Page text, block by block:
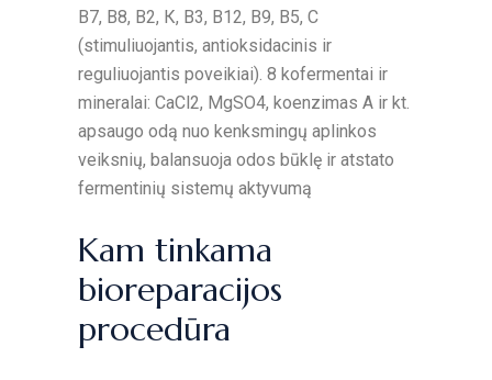
В7, В8, В2, К, В3, В12, В9, В5, С
(stimuliuojantis, antioksidacinis ir
reguliuojantis poveikiai). 8 kofermentai ir
mineralai: CaCl2, MgSO4, koenzimas A ir kt.
apsaugo odą nuo kenksmingų aplinkos
veiksnių, balansuoja odos būklę ir atstato
fermentinių sistemų aktyvumą
Kam tinkama
bioreparacijos
procedūra